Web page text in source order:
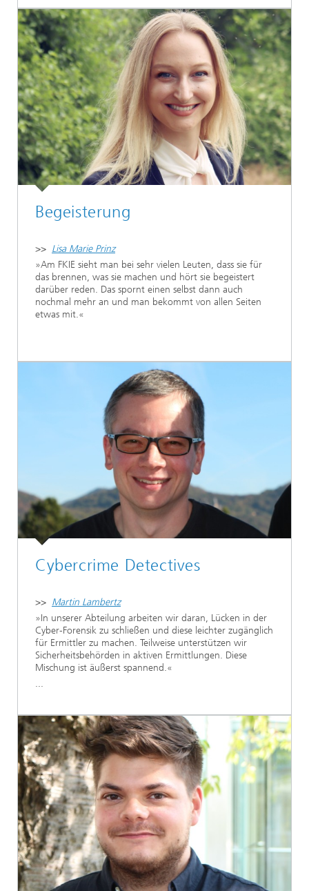
Begeisterung
>> Lisa Marie Prinz
»Am FKIE sieht man bei sehr vielen Leuten, dass sie für
das brennen, was sie machen und hört sie begeistert
darüber reden. Das spornt einen selbst dann auch
nochmal mehr an und man bekommt von allen Seiten
etwas mit.«
Cybercrime Detectives
>> Martin Lambertz
»In unserer Abteilung arbeiten wir daran, Lücken in der
Cyber-Forensik zu schließen und diese leichter zugänglich
für Ermittler zu machen. Teilweise unterstützen wir
Sicherheitsbehörden in aktiven Ermittlungen. Diese
Mischung ist äußerst spannend.«
...